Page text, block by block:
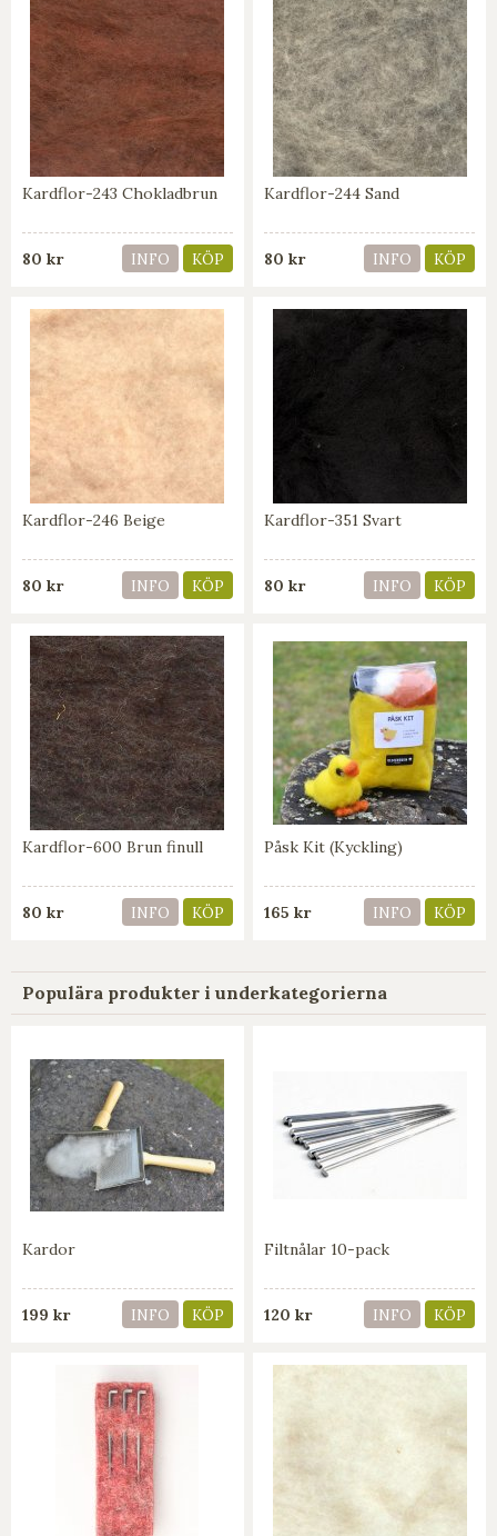
Kardflor-243 Chokladbrun
80 kr INFO KÖP
Kardflor-244 Sand
80 kr INFO KÖP
Kardflor-246 Beige
80 kr INFO KÖP
Kardflor-351 Svart
80 kr INFO KÖP
Kardflor-600 Brun finull
80 kr INFO KÖP
Påsk Kit (Kyckling)
165 kr INFO KÖP
Populära produkter i underkategorierna
Kardor
199 kr INFO KÖP
Filtnålar 10-pack
120 kr INFO KÖP